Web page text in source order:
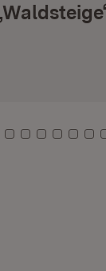
0 1 2 3
Kachel: 4
Zu Kachel: 5
Zu Kachel:
ZuZuZu